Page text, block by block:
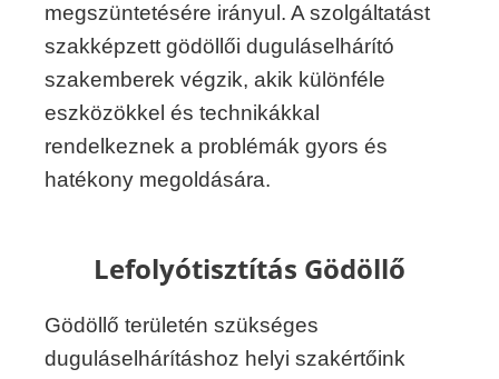
megszüntetésére irányul. A szolgáltatást
szakképzett gödöllői duguláselhárító
szakemberek végzik, akik különféle
eszközökkel és technikákkal
rendelkeznek a problémák gyors és
hatékony megoldására.
Lefolyótisztítás Gödöllő
Gödöllő területén szükséges
duguláselhárításhoz helyi szakértőink